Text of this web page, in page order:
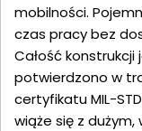
mobilności.
czas pracy bez
Całość
potwierdzono w
certyfikatu MIL-
wiąże się z